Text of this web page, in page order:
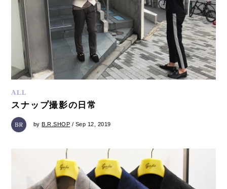
ALL
スナップ撮影の日常
byB.R.SHOP / Sep 12, 2019